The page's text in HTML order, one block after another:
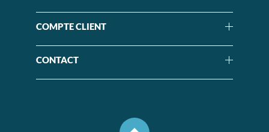
COMPTE CLIENT
CONTACT